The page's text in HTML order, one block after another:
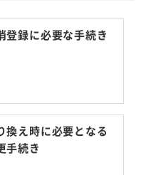
登録に必要な手続き
換え時に必要となる
手続き